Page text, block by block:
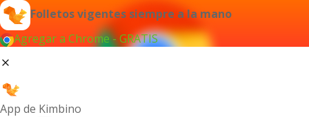
Folletos vigentes siempre a la mano
Agregar a Chrome - GRATIS
App de Kimbino